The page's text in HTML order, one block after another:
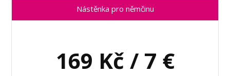
Nástěnka pro němčinu
169 Kč / 7 €